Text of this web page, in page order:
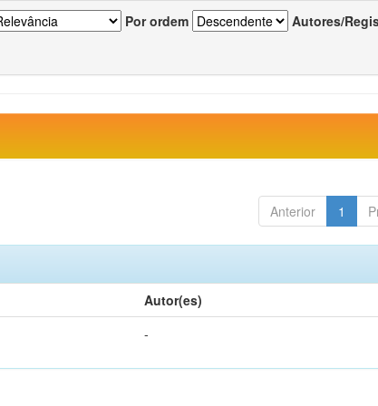
Por ordem Autores/
Anterior 1
Autor(es)
-